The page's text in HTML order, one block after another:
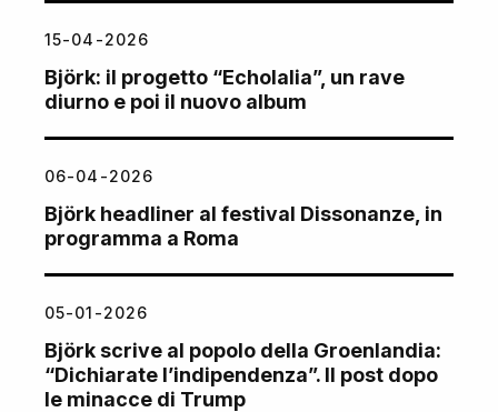
15-04-2026
Björk: il progetto “Echolalia”, un rave
diurno e poi il nuovo album
06-04-2026
Björk headliner al festival Dissonanze, in
programma a Roma
05-01-2026
Björk scrive al popolo della Groenlandia:
“Dichiarate l’indipendenza”. Il post dopo
le minacce di Trump